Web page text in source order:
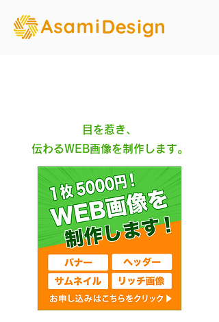
​目を惹き、
伝わるWEB画像を制作します。